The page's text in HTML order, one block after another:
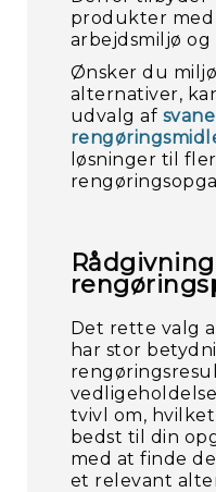
produkter med
arbejdsmiljø
Ønsker du
alternativer,
udvalg af
løsninger til
Det rette valg
har stor
tvivl om,
bedst til din
med at finde
et relevant